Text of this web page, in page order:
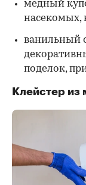
медный
насекомых,
ванильный
поделок,
Клейстер из